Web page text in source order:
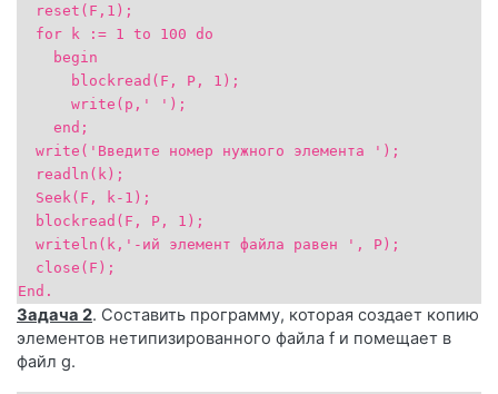
reset(F,1);
for k := 1 to 100 do
begin
blockread(F, P, 1);
write(p,' ');
end;
write('Введите номер нужного элемента ');
readln(k);
Seek(F, k-1);
blockread(F, P, 1);
writeln(k,'-ий элемент файла равен ', P);
close(F);
End.
Задача 2. Составить программу, которая создает копию
элементов нетипизированного файла f и помещает в
файл g.